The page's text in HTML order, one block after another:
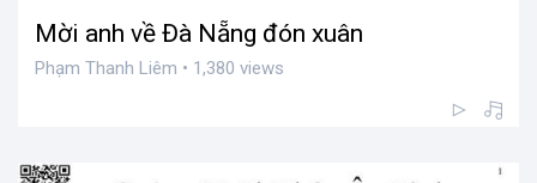
Mời anh về Đà Nẵng đón xuân
Phạm Thanh Liêm • 1,380 views